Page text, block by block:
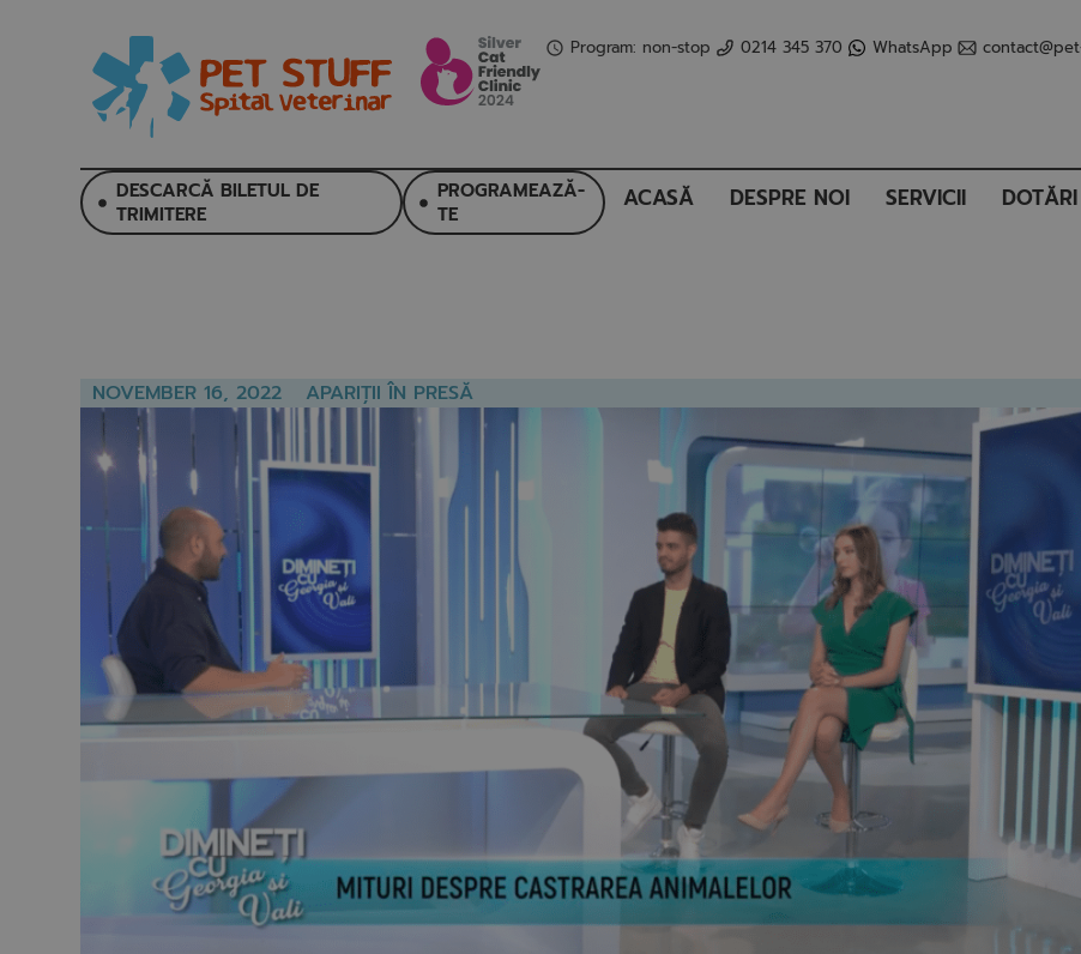
Program: non-stop 0214 345 370 WhatsApp
DESCARCĂ BILETUL DE
TRIMITERE
PROGRAMEAZĂ-
TE
ACASĂ DESPRE NOI SERVICII DOTĂRI
NOVEMBER 16, 2022 APARIȚII ÎN PRESĂ